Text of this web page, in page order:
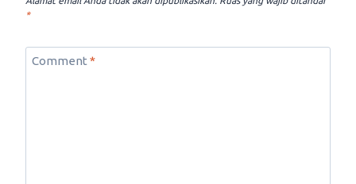
*
Comment *